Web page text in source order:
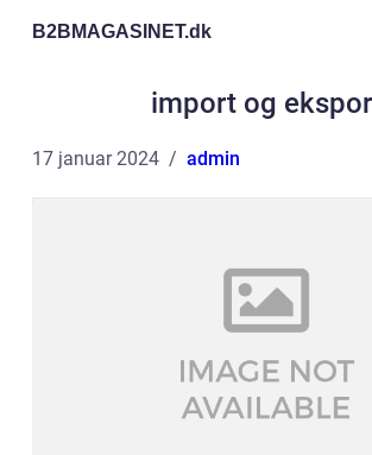
B2BMAGASINET.dk
import og
17 januar 2024 admin